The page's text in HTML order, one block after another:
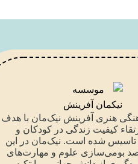
هنری آفرینش نیک‌مان با هدف
کیفیت زندگی در کودکان و
تاسیس شده است. نیک‌مان در این
بومی‌سازی علوم و مهارت‌های